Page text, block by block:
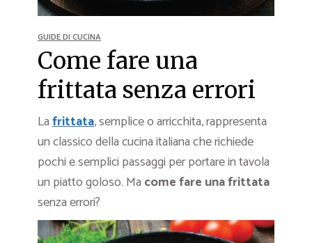
GUIDE DI CUCINA
Come fare una
frittata senza errori
Lafrittata, semplice o arricchita, rappresenta
un classico della cucina italiana che richiede
pochi e semplici passaggi per portare in tavola
un piatto goloso. Ma come fare una frittata
senza errori?